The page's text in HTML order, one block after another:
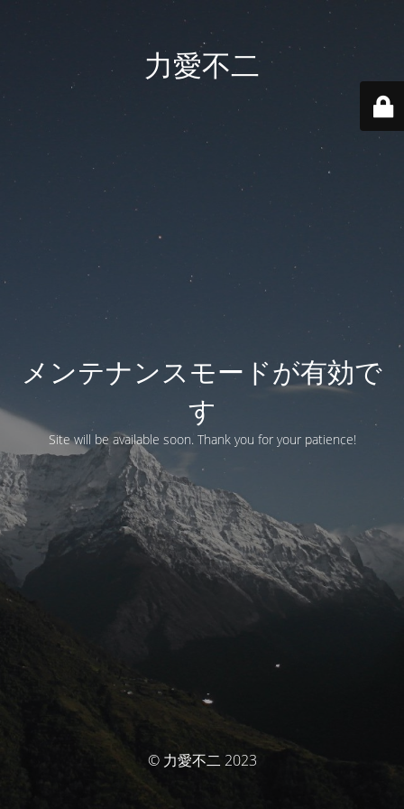
力愛不二
メンテナンスモードが有効で
す
Site will be available soon. Thank you for your patience!
© 力愛不二 2023